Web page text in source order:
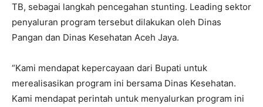
TB, sebagai langkah pencegahan stunting. Leading sektor
penyaluran program tersebut dilakukan oleh Dinas
Pangan dan Dinas Kesehatan Aceh Jaya.
“Kami mendapat kepercayaan dari Bupati untuk
merealisasikan program ini bersama Dinas Kesehatan.
Kami mendapat perintah untuk menyalurkan program ini